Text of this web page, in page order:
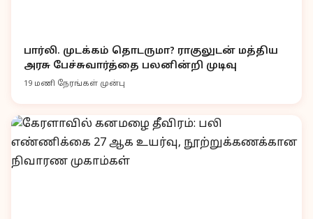
பார்லி. முடக்கம் தொடருமா? ராகுலுடன் மத்திய
அரசு பேச்சுவார்த்தை பலனின்றி முடிவு
19 மணி நேரங்கள் முன்பு